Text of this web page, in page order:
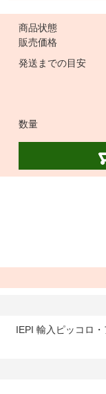
商品状態
販売価格
発送までの目安
数量
IEPI 輸入ピッコロ